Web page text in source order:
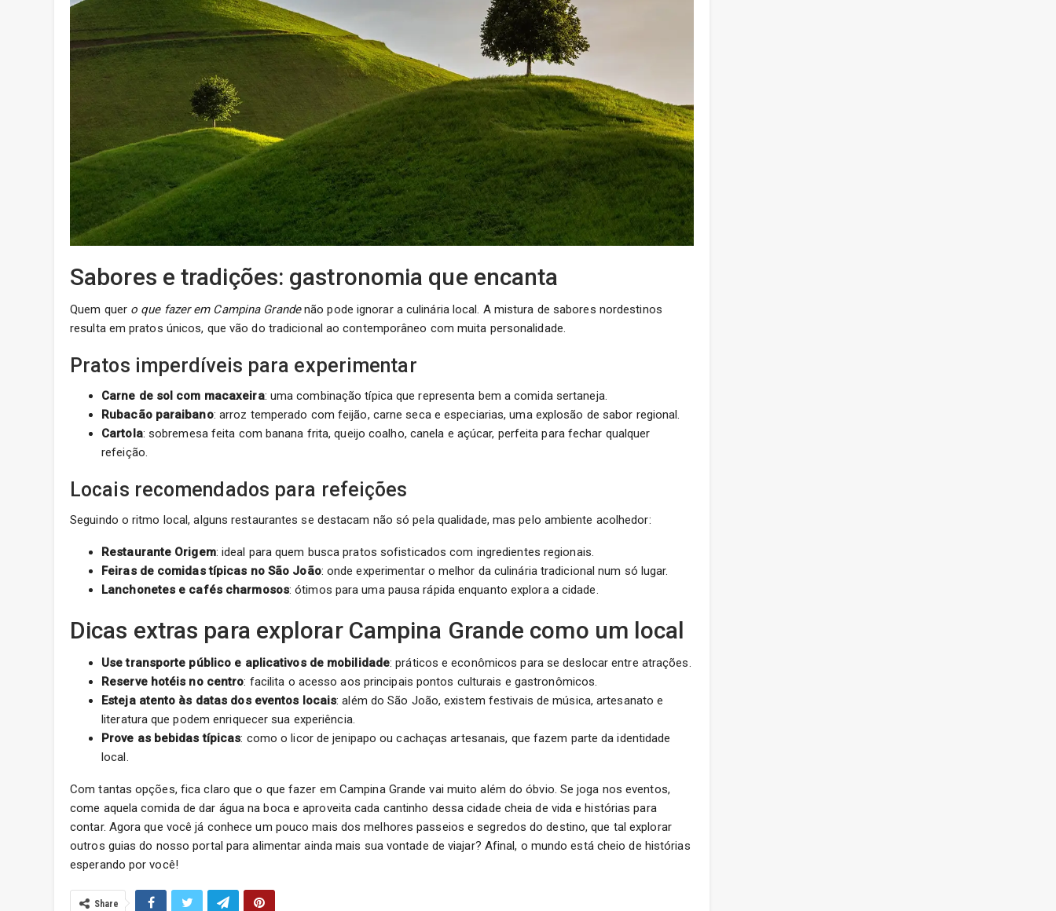
Sabores e tradições: gastronomia que encanta
Quem quer o que fazer em Campina Grandenão pode ignorar a culinária local. A mistura de sabores nordestinos
resulta em pratos únicos, que vão do tradicional ao contemporâneo com muita personalidade.
Pratos imperdíveis para experimentar
Carne de sol com macaxeira: uma combinação típica que representa bem a comida sertaneja.
Rubacão paraibano: arroz temperado com feijão, carne seca e especiarias, uma explosão de sabor regional.
Cartola: sobremesa feita com banana frita, queijo coalho, canela e açúcar, perfeita para fechar qualquer
refeição.
Locais recomendados para refeições
Seguindo o ritmo local, alguns restaurantes se destacam não só pela qualidade, mas pelo ambiente acolhedor:
Restaurante Origem: ideal para quem busca pratos sofisticados com ingredientes regionais.
Feiras de comidas típicas no São João: onde experimentar o melhor da culinária tradicional num só lugar.
Lanchonetes e cafés charmosos: ótimos para uma pausa rápida enquanto explora a cidade.
Dicas extras para explorar Campina Grande como um local
Use transporte público e aplicativos de mobilidade: práticos e econômicos para se deslocar entre atrações.
Reserve hotéis no centro: facilita o acesso aos principais pontos culturais e gastronômicos.
Esteja atento às datas dos eventos locais: além do São João, existem festivais de música, artesanato e
literatura que podem enriquecer sua experiência.
Prove as bebidas típicas: como o licor de jenipapo ou cachaças artesanais, que fazem parte da identidade
local.
Com tantas opções, fica claro que o que fazer em Campina Grande vai muito além do óbvio. Se joga nos eventos,
come aquela comida de dar água na boca e aproveita cada cantinho dessa cidade cheia de vida e histórias para
contar. Agora que você já conhece um pouco mais dos melhores passeios e segredos do destino, que tal explorar
outros guias do nosso portal para alimentar ainda mais sua vontade de viajar? Afinal, o mundo está cheio de histórias
esperando por você!
Share